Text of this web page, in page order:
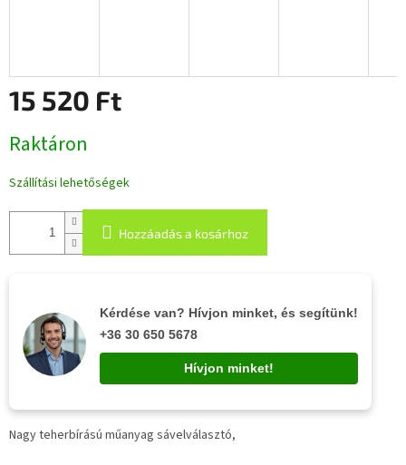
15 520 Ft
Raktáron
Szállítási lehetőségek
Hozzáadás a kosárhoz
Kérdése van? Hívjon minket, és segítünk!
+36 30 650 5678
Hívjon minket!
Nagy teherbírású műanyag sávelválasztó,